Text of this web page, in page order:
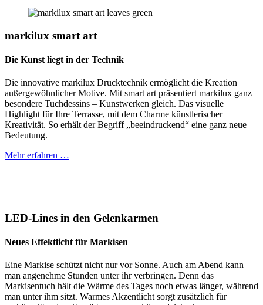
markilux smart art
Die Kunst liegt in der Technik
Die innovative markilux Drucktechnik ermöglicht die Kreation
außergewöhnlicher Motive. Mit smart art präsentiert markilux ganz
besondere Tuchdessins – Kunstwerken gleich. Das visuelle
Highlight für Ihre Terrasse, mit dem Charme künstlerischer
Kreativität. So erhält der Begriff „beeindruckend“ eine ganz neue
Bedeutung.
Mehr erfahren …
LED-Lines in den Gelenkarmen
Neues Effektlicht für Markisen
Eine Markise schützt nicht nur vor Sonne. Auch am Abend kann
man angenehme Stunden unter ihr verbringen. Denn das
Markisentuch hält die Wärme des Tages noch etwas länger, während
man unter ihm sitzt. Warmes Akzentlicht sorgt zusätzlich für